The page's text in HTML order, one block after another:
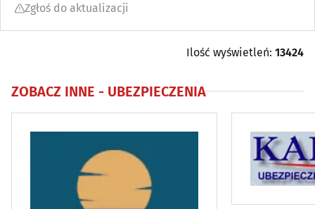
Brokerzy(22)
Doradztwo personalne(10)
Doradztwo prawne
Doradztwo rolnicze
Zgłoś do aktualizacji
Ilość wyświetleń: 13424
ZOBACZ INNE - UBEZPIECZENIA